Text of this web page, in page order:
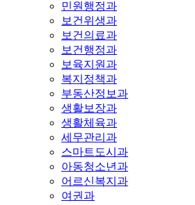
민원행정과
보건위생과
보건의료과
보건행정과
보육지원과
복지정책과
부동산정보과
생활보장과
생활체육과
세무관리과
스마트도시과
아동청소년과
어르신복지과
여권과